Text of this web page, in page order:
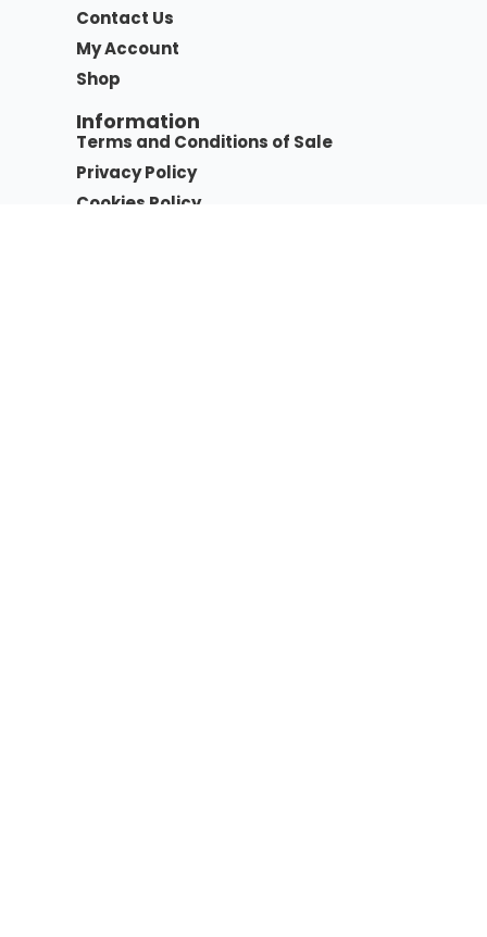
Contact Us
My Account
Shop
Information
Terms and Conditions of Sale
Privacy Policy
Cookies Policy